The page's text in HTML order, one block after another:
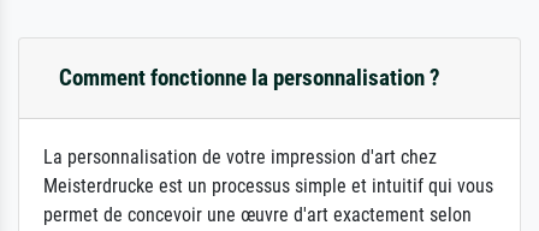
Comment fonctionne la personnalisation ?
La personnalisation de votre impression d'art chez
Meisterdrucke est un processus simple et intuitif qui vous
permet de concevoir une œuvre d'art exactement selon